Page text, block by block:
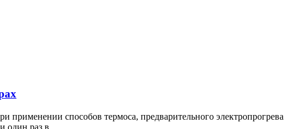
способов термоса, предварительного электропрогрева
раз в...